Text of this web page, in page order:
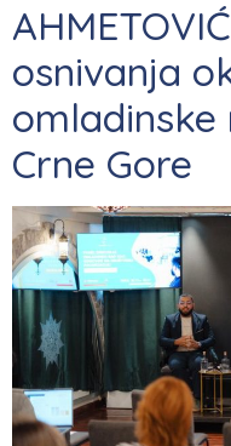
osnivanja
omladinske
Crne Gore